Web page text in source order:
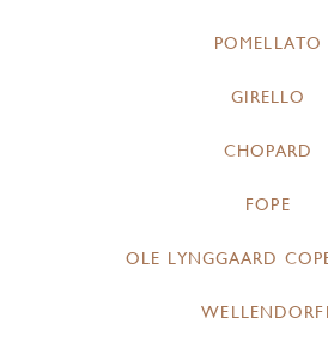
POMELLATO
GIRELLO
CHOPARD
FOPE
OLE LYNGGAARD